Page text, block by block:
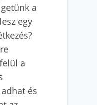
a
egy
a
és